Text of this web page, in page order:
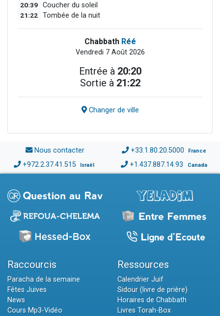
20:39 Coucher du soleil
21:22 Tombée de la nuit
Chabbath Réé
Vendredi 7 Août 2026
Entrée à 20:20
Sortie à 21:22
Changer de ville
Nous contacter +33.1.80.20.5000 France
+972.2.37.41.515 Israël +1.437.887.14.93 Canada
Raccourcis
Paracha de la semaine
Fêtes Juives
News
Cours Mp3-Vidéo
Ressources
Calendrier Juif
Sidour (livre de prière)
Horaires de Chabbath
Livres Torah-Box